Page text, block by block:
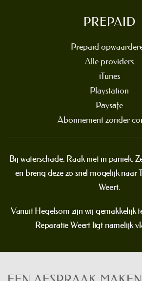
PREPAID
Prepaid
Alle providers
iTunes
Playstation
Paysafe
Abonnement zonder
Bij waterschade: Raak niet in paniek.
en breng deze zo snel mogelijk naar
Weert.
Vanuit Hegelsom zijn wij gemakkelijk
Reparatie Weert ligt namelijk